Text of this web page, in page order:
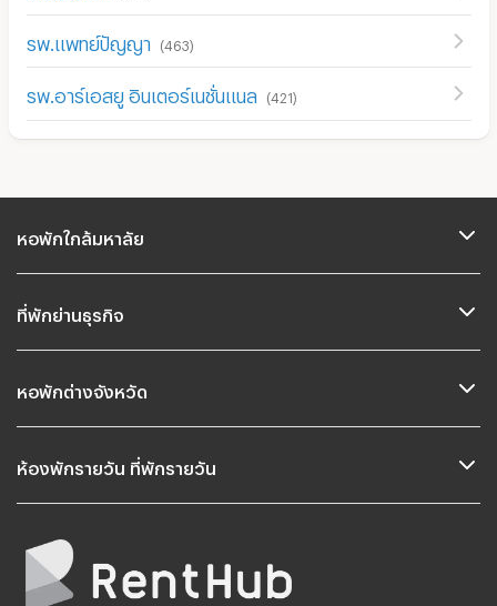
รพ.แพทย์ปัญญา (463)
รพ.อาร์เอสยู อินเตอร์เนชั่นแนล (421)
หอพักใกล้มหาลัย
ที่พักย่านธุรกิจ
หอพักต่างจังหวัด
ห้องพักรายวัน ที่พักรายวัน